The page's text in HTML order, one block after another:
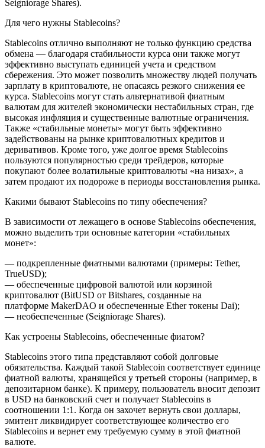
Seigniorage Shares).
Для чего нужны Stableсoins?
Stableсoins отлично выполняют не только функцию средства
обмена — благодаря стабильности курса они также могут
эффективно выступать единицей учета и средством
сбережения. Это может позволить множеству людей получать
зарплату в криптовалюте, не опасаясь резкого снижения ее
курса. Stableсoins могут стать альтернативой фиатным
валютам для жителей экономически нестабильных стран, где
высокая инфляция и существенные валютные ограничения.
Также «стабильные монеты» могут быть эффективно
задействованы на рынке криптовалютных кредитов и
деривативов. Кроме того, уже долгое время Stableсoins
пользуются популярностью среди трейдеров, которые
покупают более волатильные криптовалюты «на низах», а
затем продают их подороже в периоды восстановления рынка.
Какими бывают Stableсoins по типу обеспечения?
В зависимости от лежащего в основе Stableсoins обеспечения,
можно выделить три основные категории «стабильных
монет»:
— подкрепленные фиатными валютами (примеры: Tether,
TrueUSD);
— обеспеченные цифровой валютой или корзиной
криптовалют (BitUSD от Bitshares, созданные на
платформе MakerDAO и обеспеченные Ether токены Dai);
— необеспеченные (Seigniorage Shares).
Как устроены Stableсoins, обеспеченные фиатом?
Stableсoins этого типа представляют собой долговые
обязательства. Каждый такой Stableсoin соответствует единице
фиатной валюты, хранящейся у третьей стороны (например, в
депозитарном банке). К примеру, пользователь вносит депозит
в USD на банковский счет и получает Stablecoins в
соотношении 1:1. Когда он захочет вернуть свои доллары,
эмитент ликвидирует соответствующее количество его
Stablecoins и вернет ему требуемую сумму в этой фиатной
валюте.